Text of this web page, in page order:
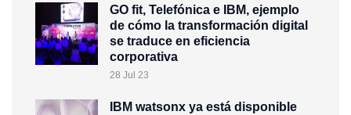
GO fit, Telefónica e IBM, ejemplo
de cómo la transformación digital
se traduce en eficiencia
corporativa
28 Jul 23
IBM watsonx ya está disponible